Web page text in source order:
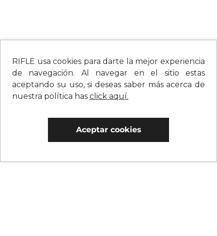
RIFLE usa cookies para darte la mejor experiencia
de navegación. Al navegar en el sitio estas
aceptando su uso, si deseas saber más acerca de
nuestra política has click aquí.
Aceptar cookies